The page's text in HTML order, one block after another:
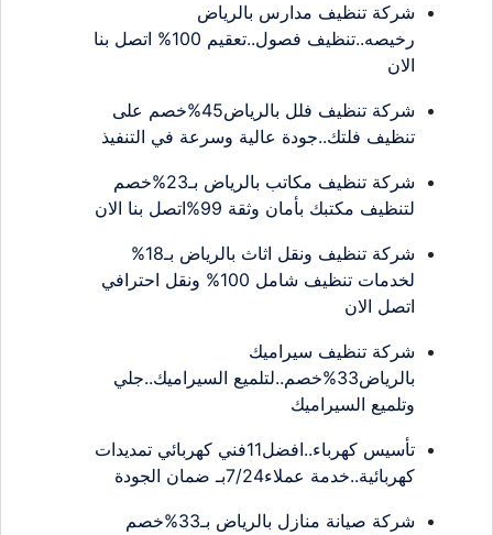
شركة تنظيف مدارس بالرياض
رخيصه..تنظيف فصول..تعقيم 100% اتصل بنا
الان
شركة تنظيف فلل بالرياض45%خصم على
تنظيف فلتك..جودة عالية وسرعة في التنفيذ
شركة تنظيف مكاتب بالرياض بـ23%خصم
لتنظيف مكتبك بأمان وثقة 99%اتصل بنا الان
شركة تنظيف ونقل اثاث بالرياض بـ18%
لخدمات تنظيف شامل 100% ونقل احترافي
اتصل الان
شركة تنظيف سيراميك
بالرياض33%خصم..لتلميع السيراميك..جلي
وتلميع السيراميك
تأسيس كهرباء..افضل11فني كهربائي تمديدات
كهربائية..خدمة عملاء7/24بـ ضمان الجودة
شركة صيانة منازل بالرياض بـ33%خصم